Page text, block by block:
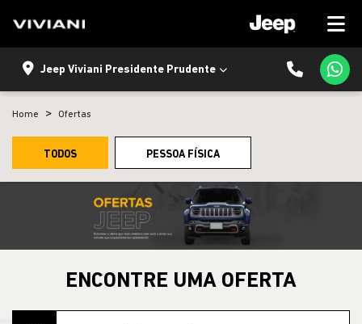
Jeep Viviani Presidente Prudente
Home Ofertas
TODOS PESSOA FÍSICA
ENCONTRE UMA OFERTA